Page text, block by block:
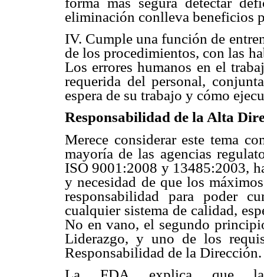
eliminación conlleva beneficios
IV. Cumple una función de
de los procedimientos, con las
Los errores humanos en el
requerida del personal,
espera de su trabajo y cómo
Responsabilidad de la Alta
Merece considerar este tema
mayoría de las agencias
ISO 9001:2008 y 13485:2003,
y necesidad de que los
responsabilidad para poder
cualquier sistema de calidad,
No en vano, el segundo
Liderazgo, y uno de los
Responsabilidad de la Dirección.